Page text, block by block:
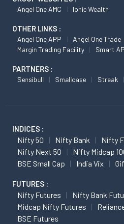
Angel One AMC Ionic Wealth
OTHER LINKS :
Angel One APP Angel One Trade
Margin Trading Facility
Smart
PARTNERS :
Sensibull Smallcase Streak
INDICES :
Nifty 50 Nifty Bank
Nifty
Nifty Next 50
Nifty Midcap
BSE Small Cap
India Vix
FUTURES :
Nifty Futures
Nifty Bank
Midcap Nifty Futures
BSE Futures